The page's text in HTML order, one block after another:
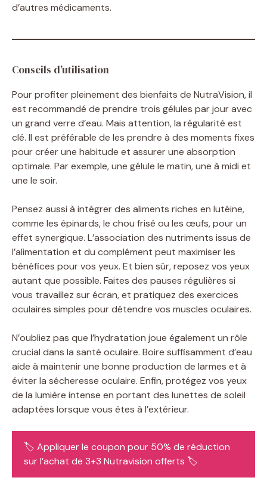
d’autres médicaments.
Conseils d’utilisation
Pour profiter pleinement des bienfaits de NutraVision, il
est recommandé de prendre trois gélules par jour avec
un grand verre d’eau. Mais attention, la régularité est
clé. Il est préférable de les prendre à des moments fixes
pour créer une habitude et assurer une absorption
optimale. Par exemple, une gélule le matin, une à midi et
une le soir.
Pensez aussi à intégrer des aliments riches en lutéine,
comme les épinards, le chou frisé ou les œufs, pour un
effet synergique. L’association des nutriments issus de
l’alimentation et du complément peut maximiser les
bénéfices pour vos yeux. Et bien sûr, reposez vos yeux
autant que possible. Faites des pauses régulières si
vous travaillez sur écran, et pratiquez des exercices
oculaires simples pour détendre vos muscles oculaires.
N’oubliez pas que l’hydratation joue également un rôle
crucial dans la santé oculaire. Boire suffisamment d’eau
aide à maintenir une bonne production de larmes et à
éviter la sécheresse oculaire. Enfin, protégez vos yeux
de la lumière intense en portant des lunettes de soleil
adaptées lorsque vous êtes à l’extérieur.
🏷️ Appliquer le coupon pour 50% de réduction
sur l’achat de 3+3 Nutravision offerts 🏷️